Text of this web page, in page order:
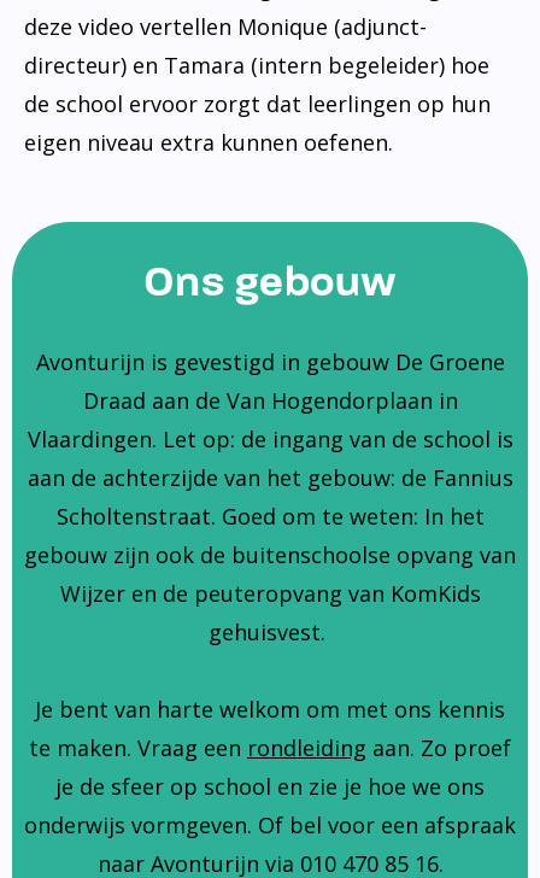
deze video vertellen Monique (adjunct-
directeur) en Tamara (intern begeleider) hoe
de school ervoor zorgt dat leerlingen op hun
eigen niveau extra kunnen oefenen.
Ons gebouw
Avonturijn is gevestigd in gebouw De Groene
Draad aan de Van Hogendorplaan in
Vlaardingen. Let op: de ingang van de school is
aan de achterzijde van het gebouw: de Fannius
Scholtenstraat. Goed om te weten: In het
gebouw zijn ook de buitenschoolse opvang van
Wijzer en de peuteropvang van KomKids
gehuisvest.
Je bent van harte welkom om met ons kennis
te maken. Vraag een rondleiding aan. Zo proef
je de sfeer op school en zie je hoe we ons
onderwijs vormgeven. Of bel voor een afspraak
naar Avonturijn via 010 470 85 16.